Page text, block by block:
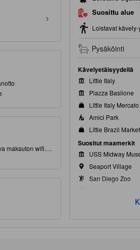
maksuton wifi.
Suosittu alue
Loistavat
Pysäköinti
Kävelyetäisyydellä
Little Italy
Piazza Basilone
Little Italy Mercato
Amici Park
Little Brazil Market
Suositut maamerkit
USS Midway
Seaport Village
San Diego Zoo